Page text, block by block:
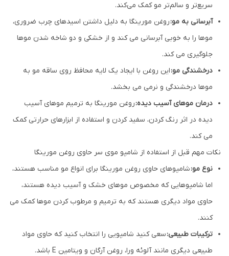
سریع‌تر و سالم‌تر مو کمک می‌کند.
آبرسانی به مو:روغن مورینگا به دلیل داشتن اسیدهای چرب ضروری،
موها را به خوبی آبرسانی می کند و از خشکی و دو شاخه شدن موها
جلوگیری می کند.
درخشندگی مو:این روغن با ایجاد یک لایه محافظ روی ساقه مو به
موها درخشندگی و نرمی می بخشد.
درمان موهای آسیب دیده:روغن مورینگا به ترمیم موهای آسیب
دیده در اثر رنگ کردن، سفید کردن و استفاده از ابزارهای حرارتی کمک
می کند.
نکات مهم قبل از استفاده از شامپو موی سر حاوی روغن مورینگا
نوع مو:شامپوهای حاوی روغن مورینگا برای انواع مو مناسب هستند،
اما شامپوهایی که مخصوص موهای خشک و آسیب دیده هستند،
حاوی مواد دیگری هستند که به ترمیم و مرطوب کردن موها کمک می
کنند.
ترکیبات طبیعی:سعی کنید شامپویی را انتخاب کنید که حاوی مواد
طبیعی دیگری مانند آلوئه ورا، روغن آرگان و ویتامین E باشد.